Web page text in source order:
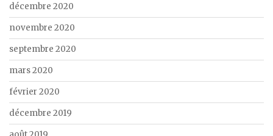
décembre 2020
novembre 2020
septembre 2020
mars 2020
février 2020
décembre 2019